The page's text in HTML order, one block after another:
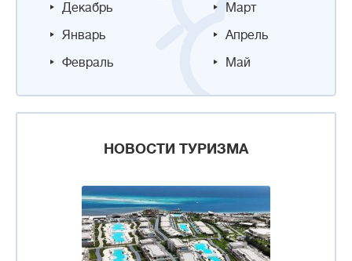
Декабрь
Январь
Февраль
Март
Апрель
Май
НОВОСТИ ТУРИЗМА